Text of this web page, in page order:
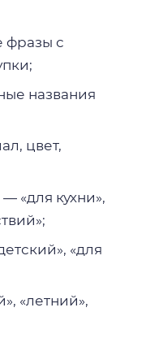
фразы с
названия
цвет,
— «для кухни»,
«для
«летний»,